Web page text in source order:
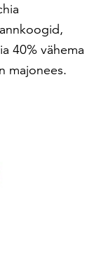
40% vähema
majonees.